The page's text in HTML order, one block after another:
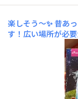
楽しそう～✨ 昔あ
す！広い場所が必
と、隣にあったこ